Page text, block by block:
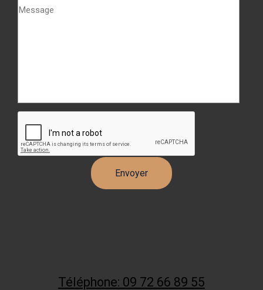
Téléphone: 09 72 66 89 55